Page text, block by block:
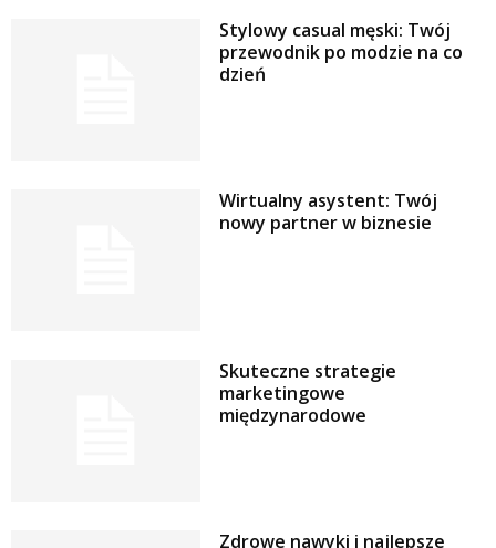
Stylowy casual męski: Twój
przewodnik po modzie na co
dzień
Wirtualny asystent: Twój
nowy partner w biznesie
Skuteczne strategie
marketingowe
międzynarodowe
Zdrowe nawyki i najlepsze